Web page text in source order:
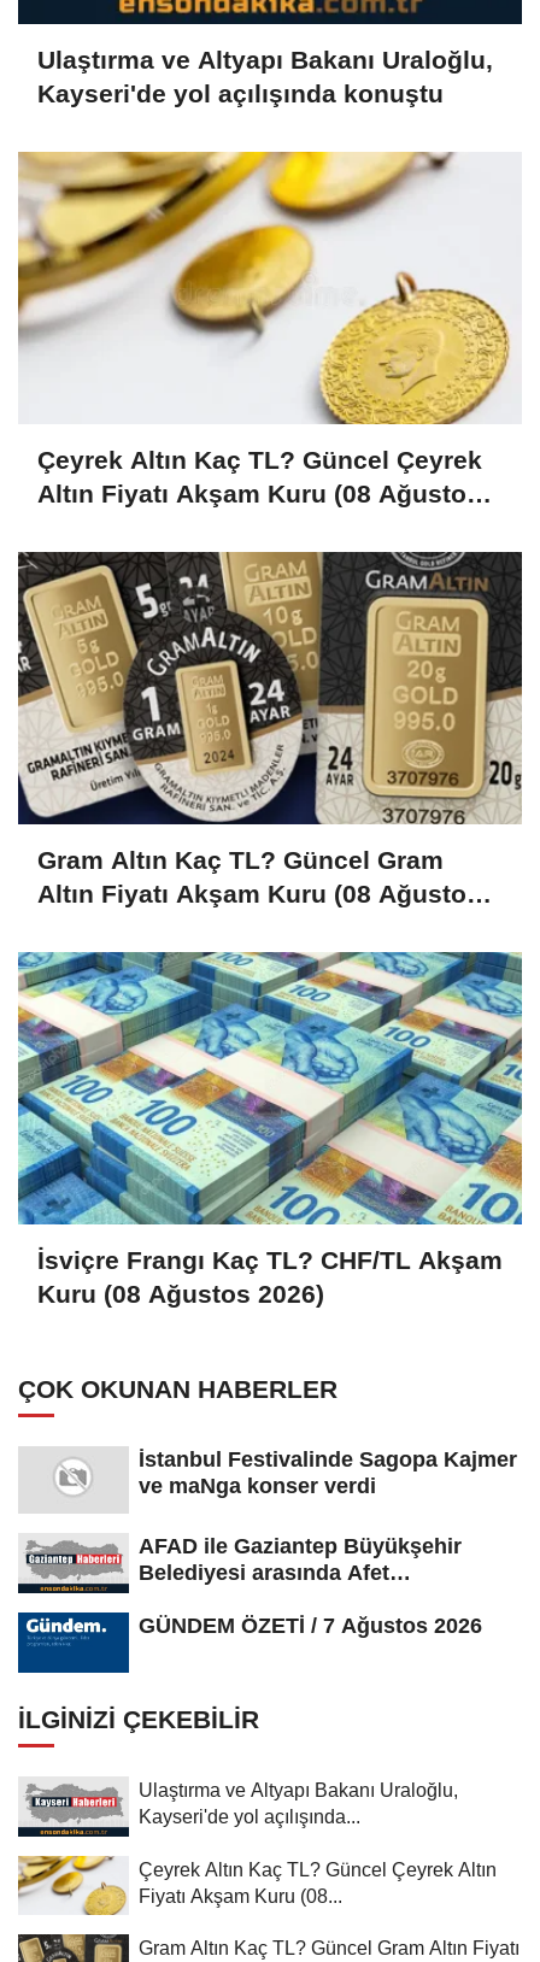
Ulaştırma ve Altyapı Bakanı Uraloğlu,
Kayseri'de yol açılışında konuştu
Çeyrek Altın Kaç TL? Güncel Çeyrek
Altın Fiyatı Akşam Kuru (08 Ağustos
Gram Altın Kaç TL? Güncel Gram
Altın Fiyatı Akşam Kuru (08 Ağustos
İsviçre Frangı Kaç TL? CHF/TL Akşam
Kuru (08 Ağustos 2026)
ÇOK OKUNAN HABERLER
İstanbul Festivalinde Sagopa Kajmer
ve maNga konser verdi
AFAD ile Gaziantep Büyükşehir
Belediyesi arasında Afet
GÜNDEM ÖZETİ / 7 Ağustos 2026
İLGINIZI ÇEKEBILIR
Ulaştırma ve Altyapı Bakanı Uraloğlu,
Kayseri'de yol açılışında...
Çeyrek Altın Kaç TL? Güncel Çeyrek Altın
Fiyatı Akşam Kuru (08...
Gram Altın Kaç TL? Güncel Gram Altın Fiyatı